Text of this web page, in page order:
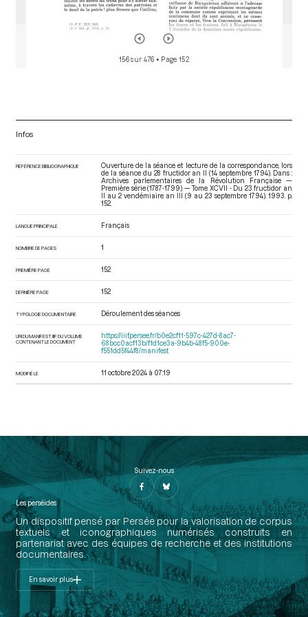
156 sur 476 • Page 152
Infos
RÉFÉRENCE BIBLIOGRAPHIQUE
Ouverture de la séance et lecture de la correspondance, lors
de la séance du 28 fructidor an II (14 septembre 1794). Dans :
Archives parlementaires de la Révolution Française —
Première série (1787-1799) — Tome XCVII - Du 23 fructidor an
II au 2 vendémiaire an III (9 au 23 septembre 1794). 1993. p.
152.
LANGUE PRINCIPALE Français
NOMBRE DE PAGES 1
PREMIÈRE PAGE 152
DERNIÈRE PAGE 152
TYPOLOGIE DOCUMENTAIRE Déroulement des séances
URI DU MANIFEST IIIF DU VOLUME
CONTENANT LE DOCUMENT
https://iiif.persee.fr/b0e2cf11-597c-427d-8ac7-
68bcc0acf13b/f1d1ce3a-9b4b-48f5-900e-
f551dd5f44f8/manifest
MODIFIÉ LE 11 octobre 2024 à 07:19
Suivez-nous
Les perséides
Un dispositif pensé par Persée pour la valorisation de corpus
textuels et iconographiques numérisés construits en
partenariat avec des équipes de recherche et des institutions
documentaires.
En savoir plus